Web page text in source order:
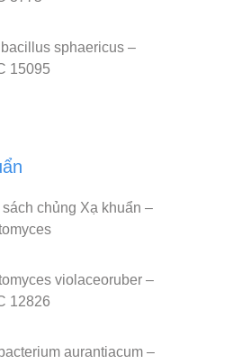
sphaericus –
15095
sách chủng Xạ khuẩn –
violaceoruber –
12826
aurantiacum –